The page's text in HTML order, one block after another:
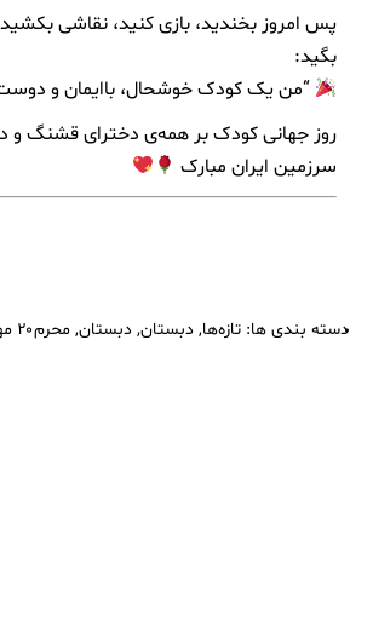
پس امروز بخندید، بازی کنید، نقاشی
بگید:
“من یک کودک خوشحال، باایمان و
روز جهانی کودک بر همه‌ی دخترای قشنگ
سرزمین ایران مبارک
دسته بندی ها: تازه‌ها, دبستان, دبستان, محرم۲۰ مهر ۱۴۰۴